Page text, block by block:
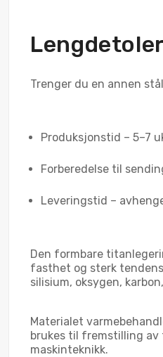
Trenger du en annen
Produksjonstid – 5–7
Forberedelse til
Leveringstid –
Den formbare
fasthet og sterk
silisium, oksygen,
Materialet
brukes til fremstilling av
maskinteknikk.